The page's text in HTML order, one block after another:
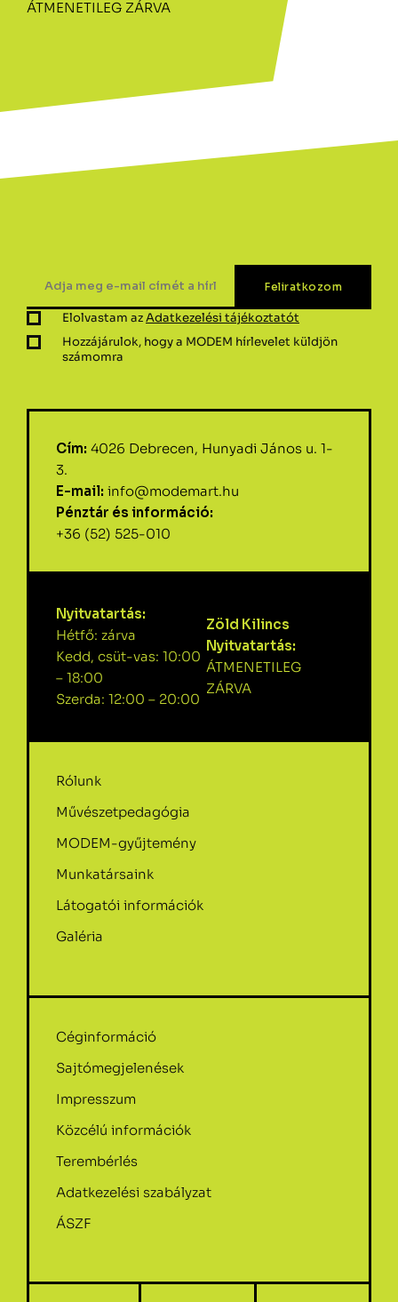
ÁTMENETILEG ZÁRVA
Elolvastam azAdatkezelési tájékoztatót
Hozzájárulok, hogy a MODEM hírlevelet küldjön
számomra
Cím: 4026 Debrecen, Hunyadi János u. 1-
3.
E-mail: info@modemart.hu
Pénztár és információ:
+36 (52) 525-010
Nyitvatartás:
Hétfő: zárva
Kedd, csüt-vas: 10:00
– 18:00
Szerda: 12:00 – 20:00
Zöld Kilincs
Nyitvatartás:
ÁTMENETILEG
ZÁRVA
Rólunk
Művészetpedagógia
MODEM-gyűjtemény
Munkatársaink
Látogatói információk
Galéria
Céginformáció
Sajtómegjelenések
Impresszum
Közcélú információk
Terembérlés
Adatkezelési szabályzat
ÁSZF